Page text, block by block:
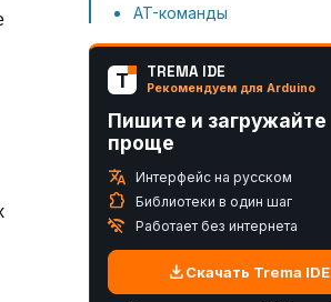
AT-команды
T TREMA IDE
Рекомендуем для Arduino
Пишите и загружайте
проще
translate Интерфейс на русском
extension Библиотеки в один шаг
wifi_off Работает без интернета
downloadСкачать Trema IDE